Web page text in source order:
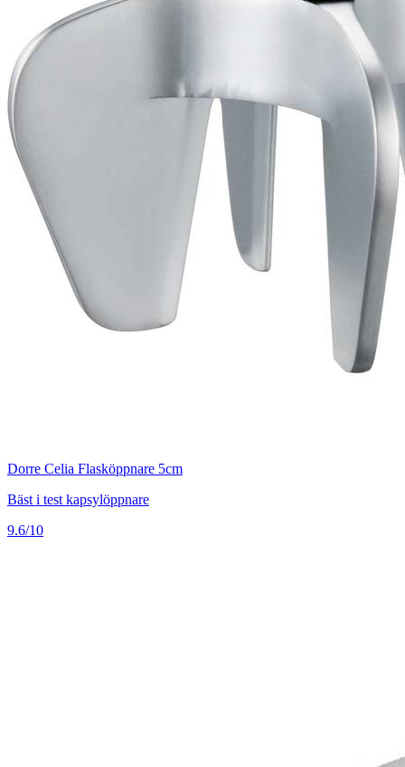
Dorre Celia Flasköppnare 5cm
Bäst i test kapsylöppnare
9.6/10